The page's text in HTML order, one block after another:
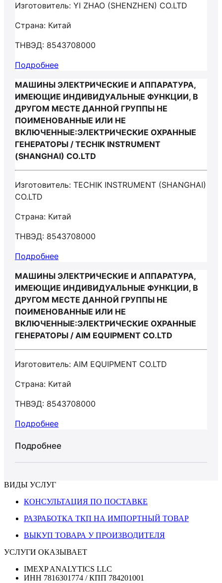
Изготовитель: YI ZHAO (SHENZHEN) CO.LTD
Страна: Китай
ТНВЭД: 8543708000
Подробнее
МАШИНЫ ЭЛЕКТРИЧЕСКИЕ И АППАРАТУРА,
ИМЕЮЩИЕ ИНДИВИДУАЛЬНЫЕ ФУНКЦИИ, В
ДРУГОМ МЕСТЕ ДАННОЙ ГРУППЫ НЕ
ПОИМЕНОВАННЫЕ ИЛИ НЕ
ВКЛЮЧЕННЫЕ:ЭЛЕКТРИЧЕСКИЕ ОХРАННЫЕ
ГЕНЕРАТОРЫ / TECHIK INSTRUMENT
(SHANGHAI) CO.LTD
Изготовитель: TECHIK INSTRUMENT (SHANGHAI)
CO.LTD
Страна: Китай
ТНВЭД: 8543708000
Подробнее
МАШИНЫ ЭЛЕКТРИЧЕСКИЕ И АППАРАТУРА,
ИМЕЮЩИЕ ИНДИВИДУАЛЬНЫЕ ФУНКЦИИ, В
ДРУГОМ МЕСТЕ ДАННОЙ ГРУППЫ НЕ
ПОИМЕНОВАННЫЕ ИЛИ НЕ
ВКЛЮЧЕННЫЕ:ЭЛЕКТРИЧЕСКИЕ ОХРАННЫЕ
ГЕНЕРАТОРЫ / AIM EQUIPMENT CO.LTD
Изготовитель: AIM EQUIPMENT CO.LTD
Страна: Китай
ТНВЭД: 8543708000
Подробнее
Подробнее
ВИДЫ УСЛУГ
КОНСУЛЬТАЦИЯ ПО ПОСТАВКЕ
РАЗРАБОТКА ТКП НА ИМПОРТНЫЙ ТОВАР
ВЫКУП ТОВАРА У ПРОИЗВОДИТЕЛЯ
УСЛУГИ ОКАЗЫВАЕТ
IMEXP ANALYTICS LLC
ИНН 7816301774 / КПП 784201001